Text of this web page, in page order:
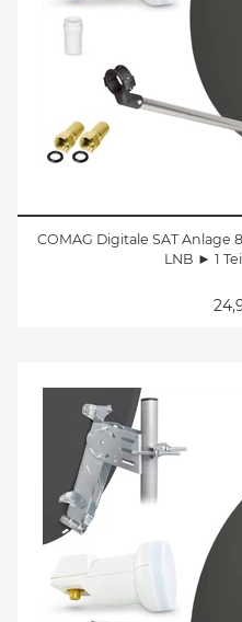
COMAG Digitale SAT Anlage
LNB ► 1